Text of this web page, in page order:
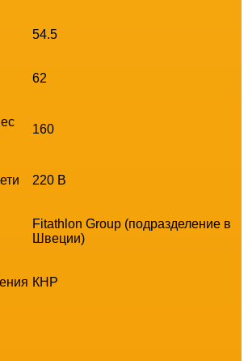
54.5
62
160
220 В
Fitathlon Group (подразделение в
Швеции)
КНР